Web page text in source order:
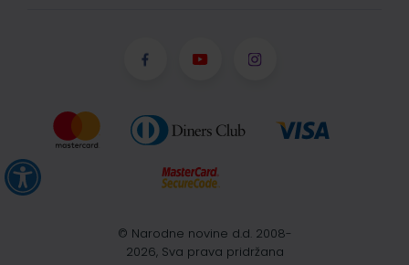
© Narodne novine d.d. 2008-
2026, Sva prava pridržana